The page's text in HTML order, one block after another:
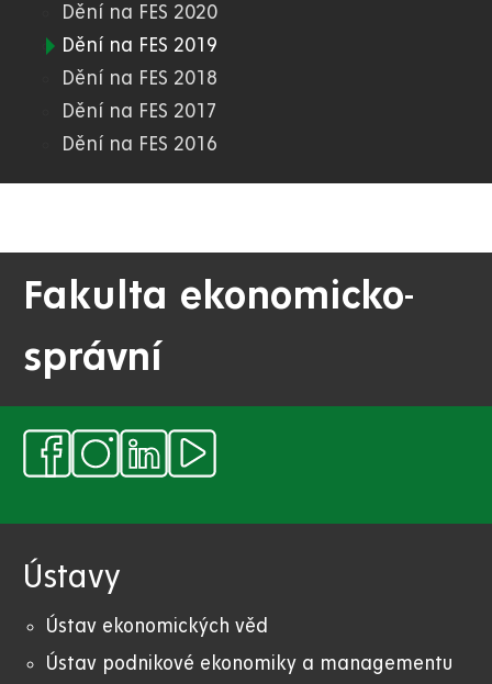
Dění na FES 2020
Dění na FES 2019
Dění na FES 2018
Dění na FES 2017
Dění na FES 2016
Fakulta ekonomicko-
správní
Ústavy
Ústav ekonomických věd
Ústav podnikové ekonomiky a managementu